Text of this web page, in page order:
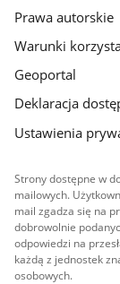
Prawa autorskie
Warunki
Geoportal
Deklaracja
Ustawienia
Strony dostępne w
mailowych.
mail zgadza się na
dobrowolnie
odpowiedzi na
każdą z jednostek
osobowych.